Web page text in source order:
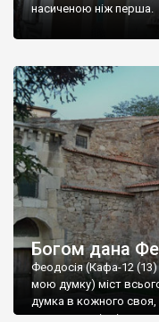
насиченою ніж перша.
Богом дана
Феодосія (Кафа-12 (13)
мою думку) міст
думка в кожного своя,
запрошую відвідати це